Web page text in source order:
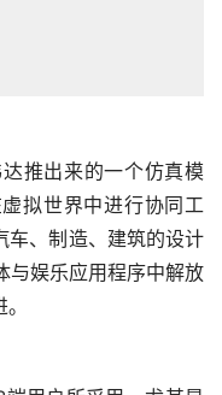
与娱乐应用程序中解放
。
用户所采用，尤其是